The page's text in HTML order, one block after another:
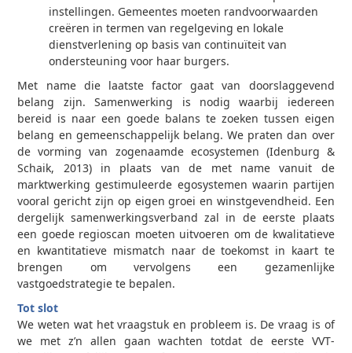
instellingen. Gemeentes moeten randvoorwaarden
creëren in termen van regelgeving en lokale
dienstverlening op basis van continuïteit van
ondersteuning voor haar burgers.
Met name die laatste factor gaat van doorslaggevend
belang zijn. Samenwerking is nodig waarbij iedereen
bereid is naar een goede balans te zoeken tussen eigen
belang en gemeenschappelijk belang. We praten dan over
de vorming van zogenaamde eco­systemen (Idenburg &
Schaik, 2013) in plaats van de met name vanuit de
marktwerking gestimuleerde ego­systemen waarin partijen
vooral gericht zijn op eigen groei en winstgevendheid. Een
dergelijk samenwerkingsverband zal in de eerste plaats
een goede regio­scan moeten uitvoeren om de kwalitatieve
en kwantitatieve mismatch naar de toekomst in kaart te
brengen om vervolgens een gezamenlijke
vastgoedstrategie te bepalen.
Tot slot
We weten wat het vraagstuk en probleem is. De vraag is of
we met z’n allen gaan wachten totdat de eerste VVT­